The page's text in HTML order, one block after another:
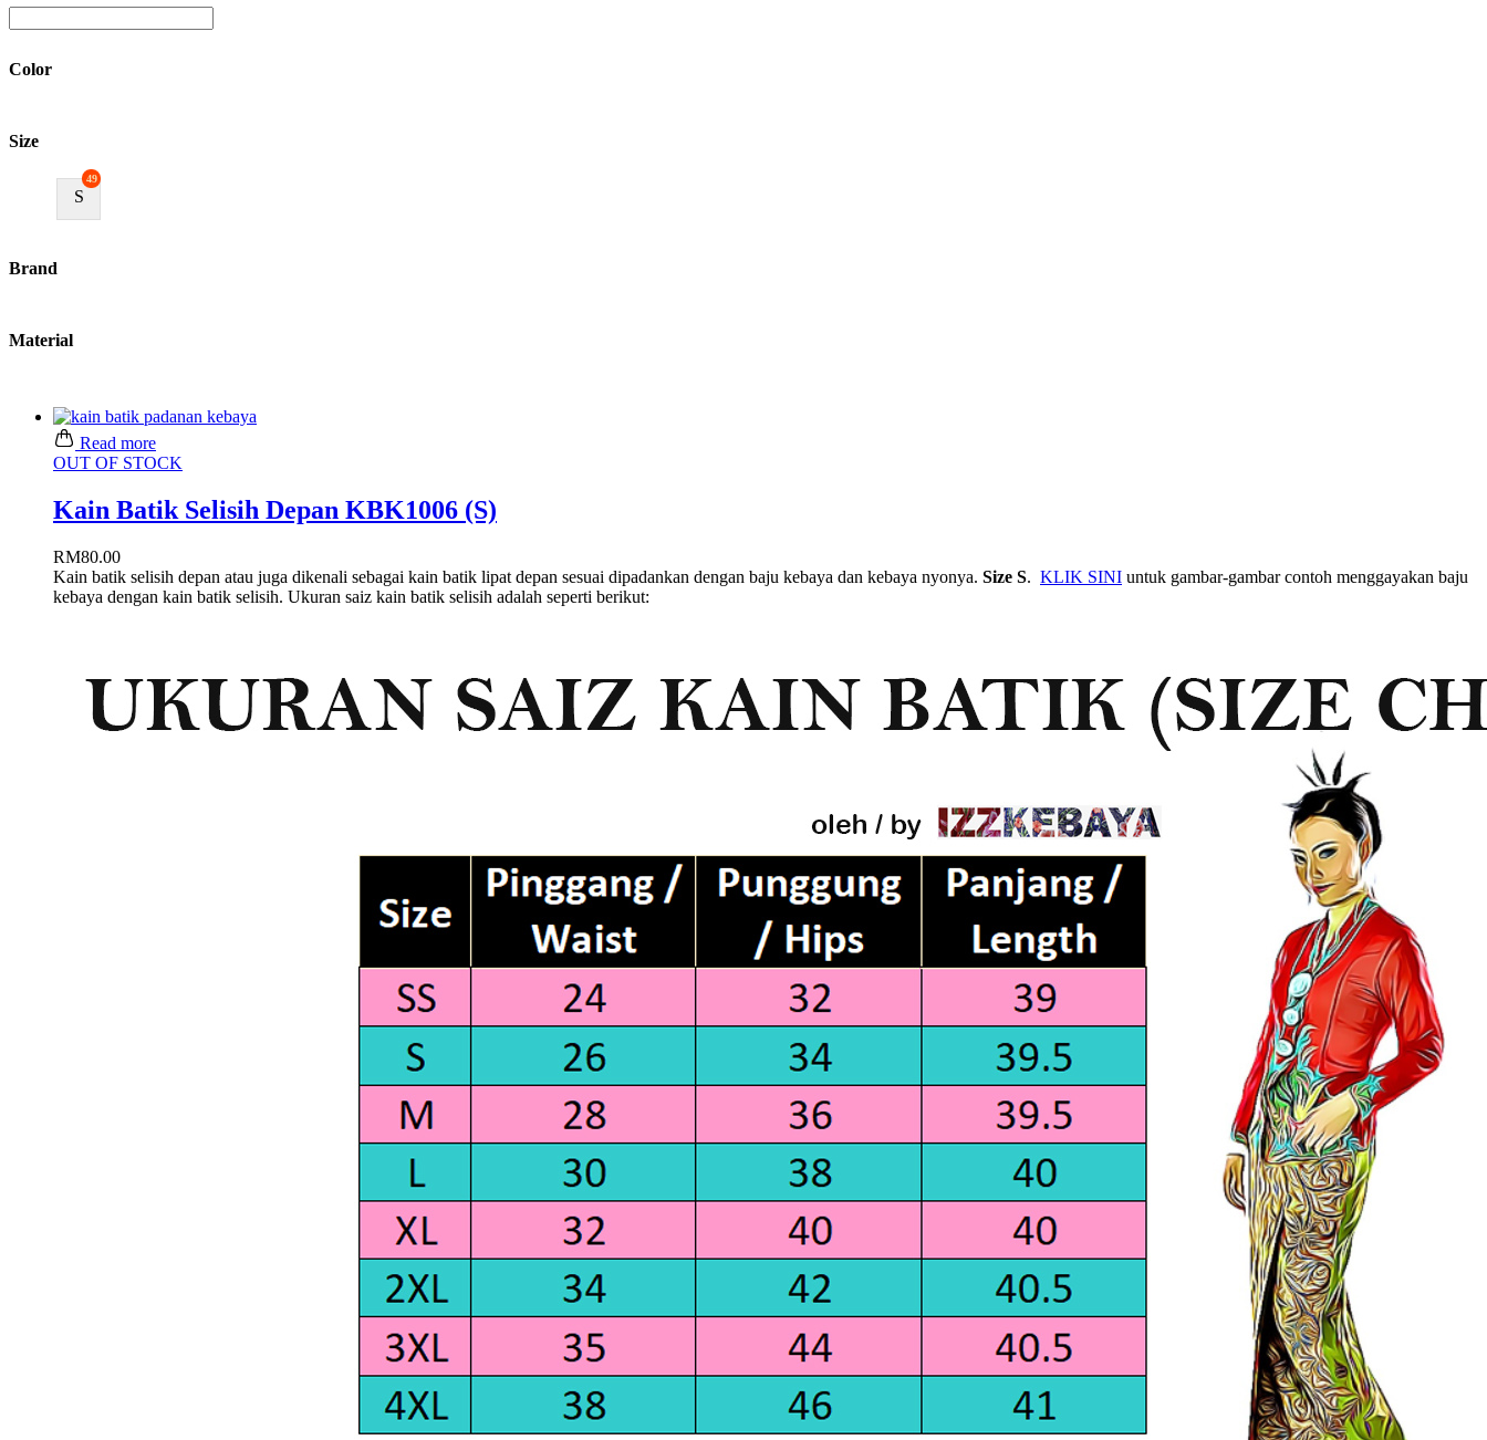
Color
Size
49
S
Brand
Material
Read more
OUT OF STOCK
Kain Batik Selisih Depan KBK1006 (S)
RM80.00
Kain batik selisih depan atau juga dikenali sebagai kain batik lipat depan sesuai dipadankan dengan baju kebaya dan kebaya nyonya. Size S. KLIK SINI untuk gambar-gambar contoh menggayakan baju
kebaya dengan kain batik selisih. Ukuran saiz kain batik selisih adalah seperti berikut: